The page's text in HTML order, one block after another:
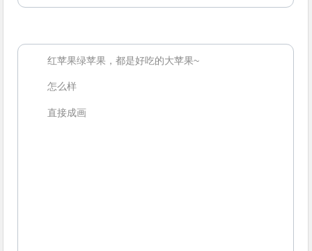
红苹果绿苹果，都是好吃的大苹果~
怎么样
直接成画